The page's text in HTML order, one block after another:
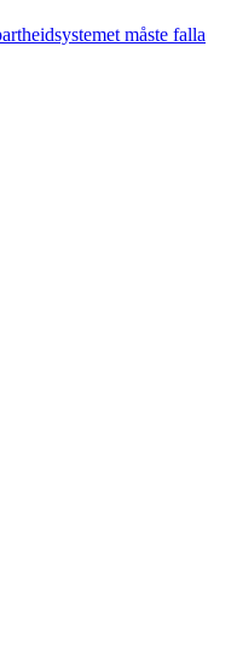
måste falla